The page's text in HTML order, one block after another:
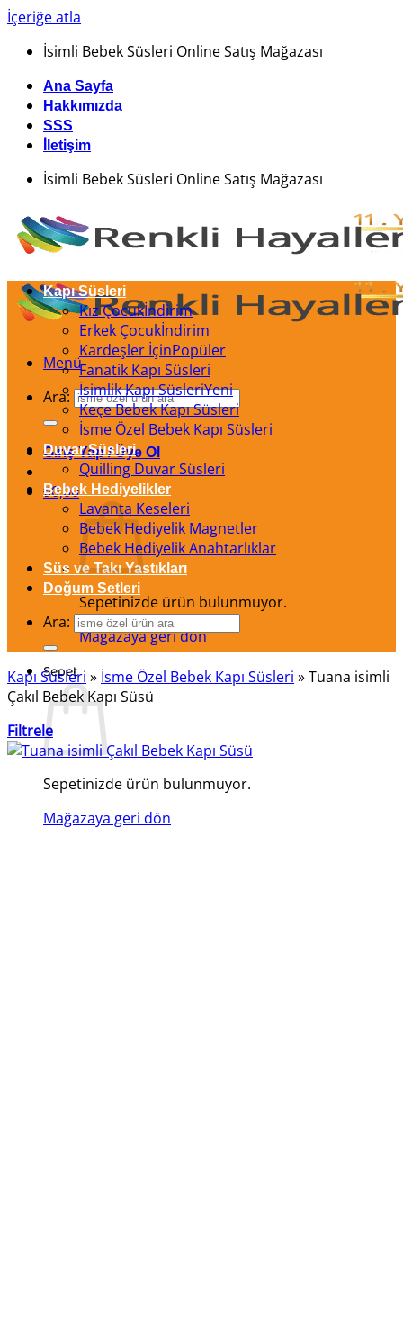
İçeriğe atla
İsimli Bebek Süsleri Online Satış Mağazası
Ana Sayfa
Hakkımızda
SSS
İletişim
İsimli Bebek Süsleri Online Satış Mağazası
Menü
Ara:
Giriş Yap / Üye Ol
₺0,00
Sepetinizde ürün bulunmuyor.
Mağazaya geri dön
Sepet
Sepetinizde ürün bulunmuyor.
Mağazaya geri dön
Kapı Süsleri
Kız Çocuk
Erkek Çocuk
Kardeşler İçin
Fanatik Kapı Süsleri
İsimlik Kapı Süsleri
Keçe Bebek Kapı Süsleri
İsme Özel Bebek Kapı Süsleri
Duvar Süsleri
Quilling Duvar Süsleri
Bebek Hediyelikler
Lavanta Keseleri
Bebek Hediyelik Magnetler
Bebek Hediyelik Anahtarlıklar
Süs ve Takı Yastıkları
Doğum Setleri
Ara:
Kapı Süsleri » İsme Özel Bebek Kapı Süsleri »Tuana isimli
Çakıl Bebek Kapı Süsü
Filtrele